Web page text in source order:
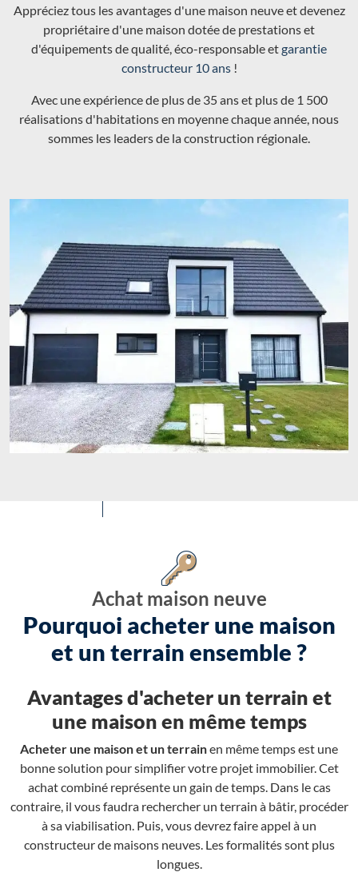
Appréciez tous les avantages d'une maison neuve et devenez
propriétaire d'une maison dotée de prestations et
d'équipements de qualité, éco-responsable etgarantie
constructeur 10 ans!
Avec une expérience de plus de 35 ans et plus de 1 500
réalisations d'habitations en moyenne chaque année, nous
sommes les leaders de la construction régionale.
Achat maison neuve
Pourquoi acheter une maison
et un terrain ensemble ?
Avantages d'acheter un terrain et
une maison en même temps
Acheter une maison et un terrainen même temps est une
bonne solution pour simplifier votre projet immobilier. Cet
achat combiné représente un gain de temps. Dans le cas
contraire, il vous faudra rechercher un terrain à bâtir, procéder
à sa viabilisation. Puis, vous devrez faire appel à un
constructeur de maisons neuves. Les formalités sont plus
longues.